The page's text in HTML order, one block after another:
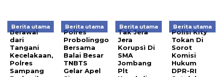
Berita utama
Berawal
dari
Tangani
Kecelakaan,
Polres
Sampang
Berita utama
Polres
Probolinggo
Bersama
Balai Besar
TNBTS
Gelar Apel
Berita utama
Tak Jera
Jera
Korupsì Di
SMA
Jombang
Plt
Berita utama
Polisi Kity
Tokan Di
Sorot
Komisi
Hukum
DPR-RI